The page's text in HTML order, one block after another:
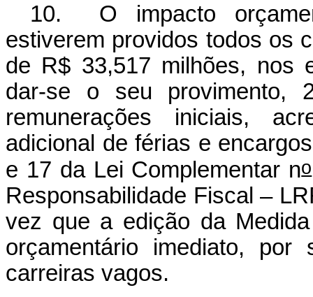
10. O impacto
estiverem providos todos os
de R$ 33,517 milhões, nos
dar-se o seu provimento,
remunerações iniciais,
adicional de férias e
e 17 da Lei Complementar no
Responsabilidade Fiscal –
vez que a edição da
orçamentário imediato,
carreiras vagos.